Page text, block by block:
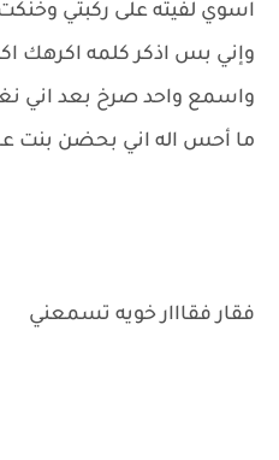
اسوي لفيته على ركبتي
وإني بس اذكر كلمه اكرهك
واسمع واحد صرخ بعد اني
ما أحس اله اني بحضن بنت
فقار فقااار خويه تسمعني